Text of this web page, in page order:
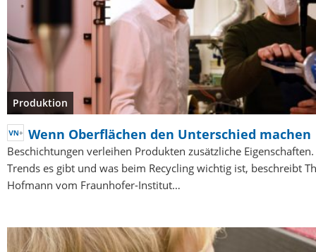
Produktion
Wenn Oberflächen den Unterschied machen
Beschichtungen verleihen Produkten zusätzliche
Trends es gibt und was beim Recycling wichtig ist, beschreibt
Hofmann vom Fraunhofer-Institut…